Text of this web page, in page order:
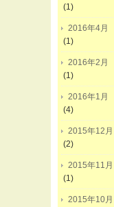
(1)
2016年4月
(1)
2016年2月
(1)
2016年1月
(4)
2015年12月
(2)
2015年11月
(1)
2015年10月